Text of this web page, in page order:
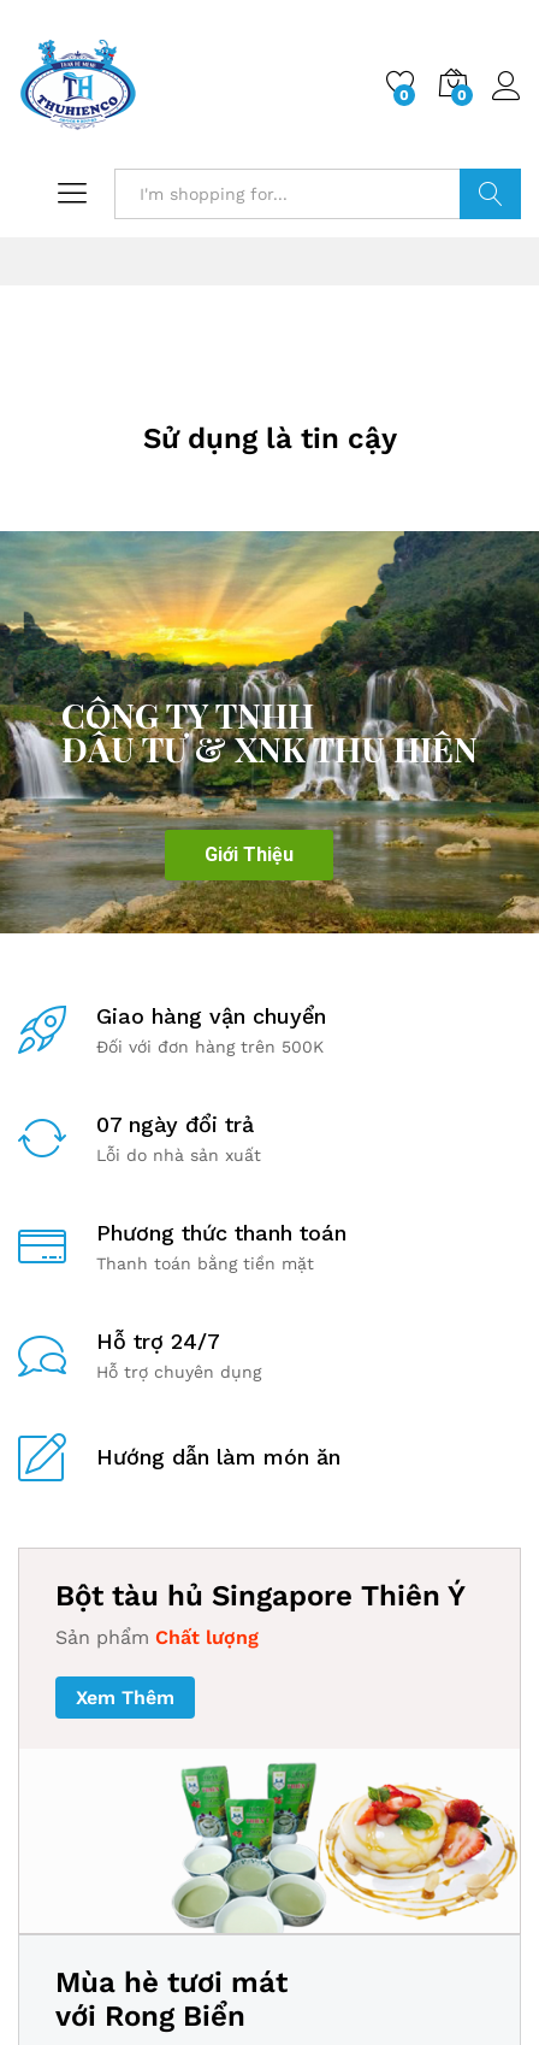
0 0
Sử dụng là tin cậy
CÔNG TY TNHH
ĐẦU TƯ & XNK THU HIÊN
Giới Thiệu
Giao hàng vận chuyển
Đối với đơn hàng trên 500K
07 ngày đổi trả
Lỗi do nhà sản xuất
Phương thức thanh toán
Thanh toán bằng tiền mặt
Hỗ trợ 24/7
Hỗ trợ chuyên dụng
Hướng dẫn làm món ăn
Bột tàu hủ Singapore Thiên Ý
Sản phẩm Chất lượng
Xem Thêm
Mùa hè tươi mát
với Rong Biển